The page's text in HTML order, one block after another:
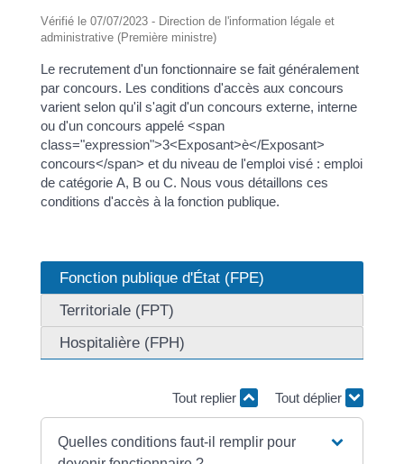
Vérifié le 07/07/2023 - Direction de l'information légale et
administrative (Première ministre)
Le recrutement d'un fonctionnaire se fait généralement
par concours. Les conditions d'accès aux concours
varient selon qu'il s'agit d'un concours externe, interne
ou d'un concours appelé <span
class="expression">3<Exposant>è</Exposant>
concours</span> et du niveau de l'emploi visé : emploi
de catégorie A, B ou C. Nous vous détaillons ces
conditions d'accès à la fonction publique.
Fonction publique d'État (FPE)
Territoriale (FPT)
Hospitalière (FPH)
Tout replier Tout déplier
Quelles conditions faut-il remplir pour